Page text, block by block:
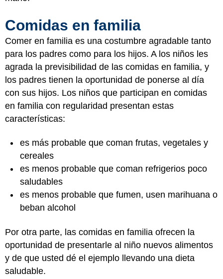
Comidas en familia
Comer en familia es una costumbre agradable tanto
para los padres como para los hijos. A los niños les
agrada la previsibilidad de las comidas en familia, y
los padres tienen la oportunidad de ponerse al día
con sus hijos. Los niños que participan en comidas
en familia con regularidad presentan estas
características:
es más probable que coman frutas, vegetales y
cereales
es menos probable que coman refrigerios poco
saludables
es menos probable que fumen, usen marihuana o
beban alcohol
Por otra parte, las comidas en familia ofrecen la
oportunidad de presentarle al niño nuevos alimentos
y de que usted dé el ejemplo llevando una dieta
saludable.